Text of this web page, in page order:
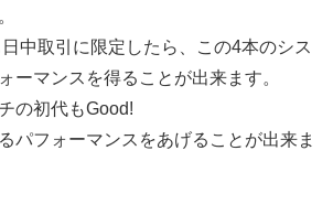
中取引に限定したら、この4本のシス
ーマンスを得ることが出来ます。
の初代もGood!
パフォーマンスをあげることが出来ま